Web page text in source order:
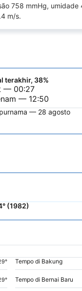
758 mmHg, umidade
m/s.
terakhir, 38%
— 00:27
— 12:50
— 28 agosto
(1982)
Tempo di Bakung
Tempo di Bernai Baru